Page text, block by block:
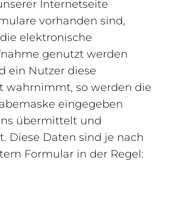
Internetseite
vorhanden sind,
elektronische
genutzt werden
ein Nutzer diese
wahrnimmt, so werden die
eingegeben
übermittelt und
Diese Daten sind je nach
Formular in der Regel: